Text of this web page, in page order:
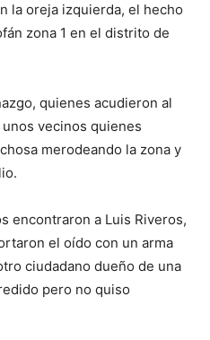
la oreja izquierda, el hecho
zona 1 en el distrito de
quienes acudieron al
vecinos quienes
merodeando la zona y
encontraron a Luis Riveros,
el oído con un arma
ciudadano dueño de una
pero no quiso